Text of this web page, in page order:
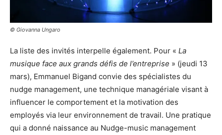
© Giovanna Ungaro
La liste des invités interpelle également. Pour « La
musique face aux grands défis de l’entreprise » (jeudi 13
mars), Emmanuel Bigand convie des spécialistes du
nudge management, une technique managériale visant à
influencer le comportement et la motivation des
employés via leur environnement de travail. Une pratique
qui a donné naissance au Nudge-music management